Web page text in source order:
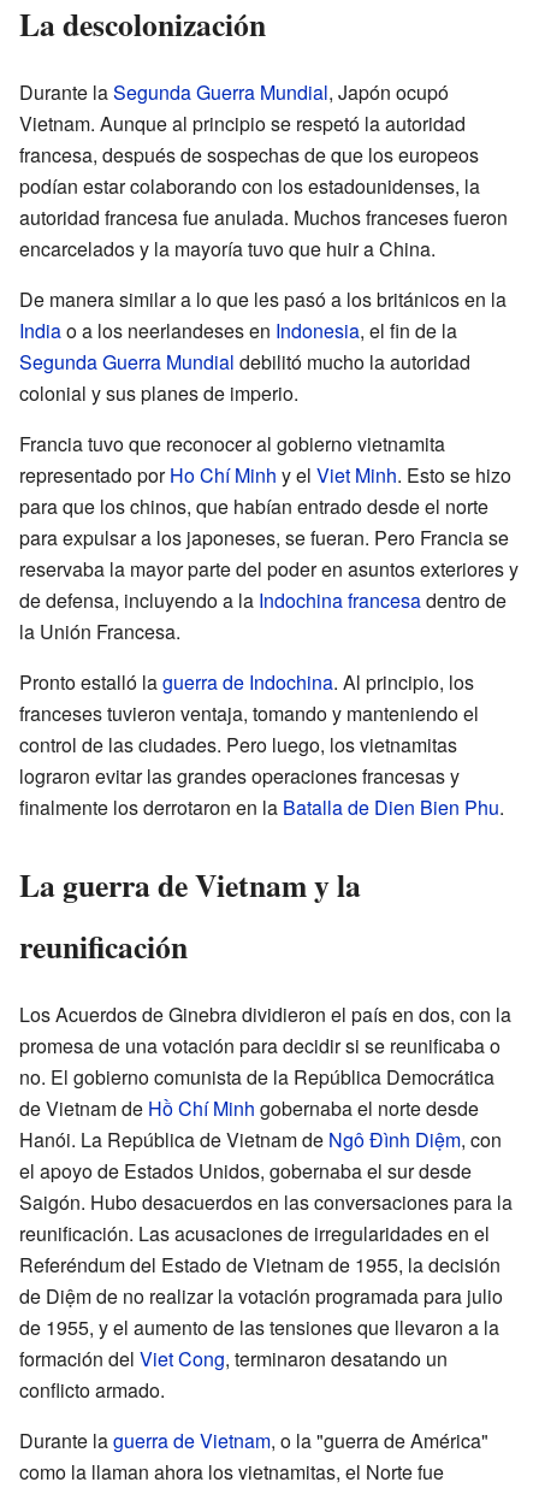
La descolonización
Durante laSegunda Guerra Mundial, Japón ocupó
Vietnam. Aunque al principio se respetó la autoridad
francesa, después de sospechas de que los europeos
podían estar colaborando con los estadounidenses, la
autoridad francesa fue anulada. Muchos franceses fueron
encarcelados y la mayoría tuvo que huir a China.
De manera similar a lo que les pasó a los británicos en la
Indiao a los neerlandeses en Indonesia, el fin de la
Segunda Guerra Mundial debilitó mucho la autoridad
colonial y sus planes de imperio.
Francia tuvo que reconocer al gobierno vietnamita
representado porHo Chí Minh y el Viet Minh. Esto se hizo
para que los chinos, que habían entrado desde el norte
para expulsar a los japoneses, se fueran. Pero Francia se
reservaba la mayor parte del poder en asuntos exteriores y
de defensa, incluyendo a la Indochina francesadentro de
la Unión Francesa.
Pronto estalló laguerra de Indochina. Al principio, los
franceses tuvieron ventaja, tomando y manteniendo el
control de las ciudades. Pero luego, los vietnamitas
lograron evitar las grandes operaciones francesas y
finalmente los derrotaron en la Batalla de Dien Bien Phu.
La guerra de Vietnam y la
reunificación
Los Acuerdos de Ginebra dividieron el país en dos, con la
promesa de una votación para decidir si se reunificaba o
no. El gobierno comunista de la República Democrática
de Vietnam de Hồ Chí Minh gobernaba el norte desde
Hanói. La República de Vietnam de Ngô Đình Diệm, con
el apoyo de Estados Unidos, gobernaba el sur desde
Saigón. Hubo desacuerdos en las conversaciones para la
reunificación. Las acusaciones de irregularidades en el
Referéndum del Estado de Vietnam de 1955, la decisión
de Diệm de no realizar la votación programada para julio
de 1955, y el aumento de las tensiones que llevaron a la
formación del Viet Cong, terminaron desatando un
conflicto armado.
Durante laguerra de Vietnam, o la "guerra de América"
como la llaman ahora los vietnamitas, el Norte fue